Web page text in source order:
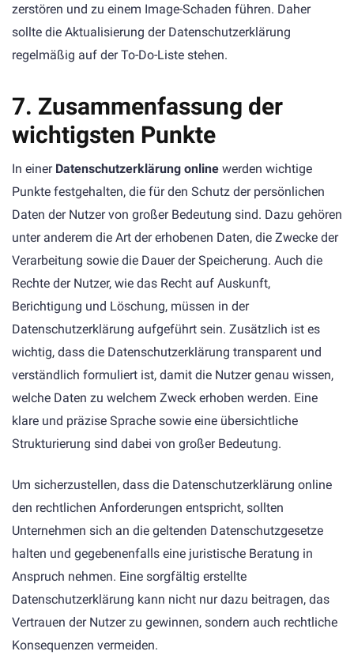
zerstören und zu einem Image-Schaden führen. Daher
sollte die Aktualisierung der Datenschutzerklärung
regelmäßig auf der To-Do-Liste stehen.
7. Zusammenfassung der
wichtigsten Punkte
In einer Datenschutzerklärung online werden wichtige
Punkte festgehalten, die für den Schutz der persönlichen
Daten der Nutzer von großer Bedeutung sind. Dazu gehören
unter anderem die Art der erhobenen Daten, die Zwecke der
Verarbeitung sowie die Dauer der Speicherung. Auch die
Rechte der Nutzer, wie das Recht auf Auskunft,
Berichtigung und Löschung, müssen in der
Datenschutzerklärung aufgeführt sein. Zusätzlich ist es
wichtig, dass die Datenschutzerklärung transparent und
verständlich formuliert ist, damit die Nutzer genau wissen,
welche Daten zu welchem Zweck erhoben werden. Eine
klare und präzise Sprache sowie eine übersichtliche
Strukturierung sind dabei von großer Bedeutung.
Um sicherzustellen, dass die Datenschutzerklärung online
den rechtlichen Anforderungen entspricht, sollten
Unternehmen sich an die geltenden Datenschutzgesetze
halten und gegebenenfalls eine juristische Beratung in
Anspruch nehmen. Eine sorgfältig erstellte
Datenschutzerklärung kann nicht nur dazu beitragen, das
Vertrauen der Nutzer zu gewinnen, sondern auch rechtliche
Konsequenzen vermeiden.